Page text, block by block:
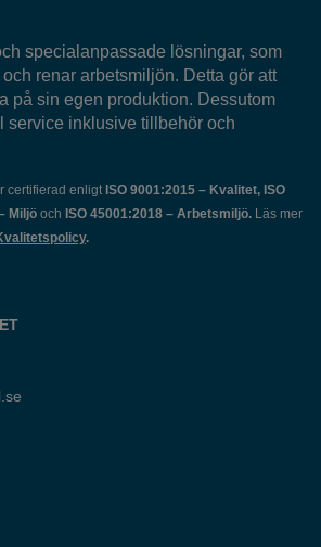
specialanpassade lösningar, som
renar arbetsmiljön. Detta gör att
på sin egen produktion. Dessutom
service inklusive tillbehör och
certifierad enligt ISO 9001:2015 – Kvalitet, ISO
Miljö och ISO 45001:2018 – Arbetsmiljö. Läs mer
.